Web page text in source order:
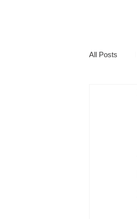
All Posts